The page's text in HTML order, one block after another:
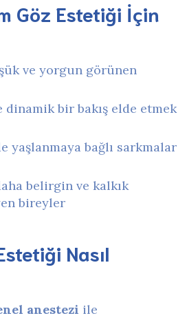
Göz Estetiği İçin
ve yorgun görünen
dinamik bir bakış elde etmek
yaşlanmaya bağlı sarkmalar
belirgin ve kalkık
bireyler
Nasıl
anestezi ile